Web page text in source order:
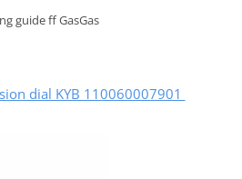
guide ff GasGas
dial KYB 110060007901